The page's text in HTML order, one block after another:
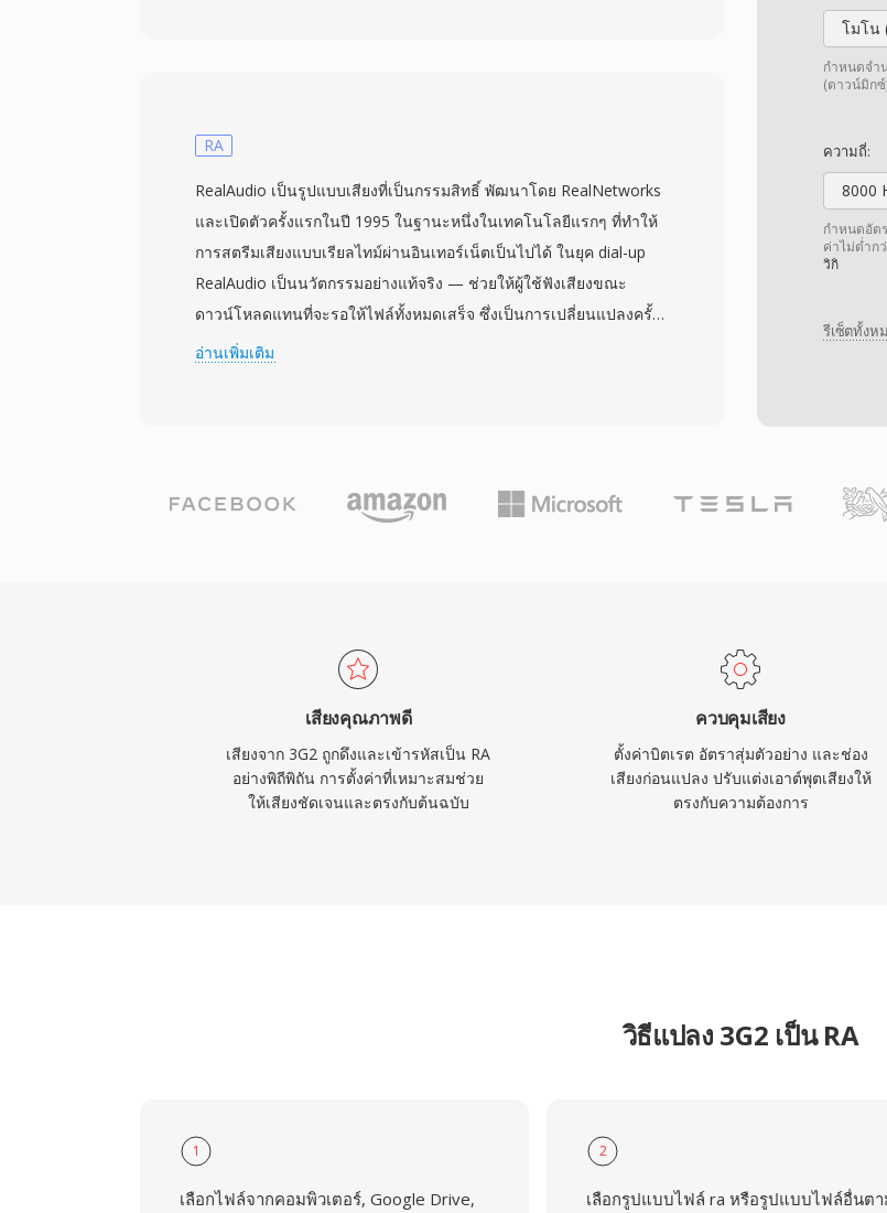
โมโน
กำหนดจำ
(ดาวน์มิก
ความถี่:
8000
กำหนดอัต
ค่าไม่ต่ำก
วิกิ
รีเซ็ตทั้งห
ข้อความแบบกำหนดเวลาสำหรับคำบรรยาย และข้อมูลเมตาดาต้าแบบ
ในยุคกลางปี 2000 ทำให้สามารถเล่นได้อย่างน่าเชื่อถือบนอุปกรณ์มือถือ
หลากหลายรุ่น แม้ว่ารูปแบบใหม่อย่าง MP4 จะมาแทนที่ 3G2 ในการใช้
งานส่วนใหญ่แล้ว แต่ยังคงมีประโยชน์สำหรับการทำงานกับเนื้อหามือถือ
รุ่นเก่าและในสถานการณ์ที่ต้องการขนาดไฟล์ที่เล็กที่สุดเป็นหลัก
RA
RealAudio เป็นรูปแบบเสียงที่เป็นกรรมสิทธิ์ พัฒนาโดย RealNetworks
และเปิดตัวครั้งแรกในปี 1995 ในฐานะหนึ่งในเทคโนโลยีแรกๆ ที่ทำให้
การสตรีมเสียงแบบเรียลไทม์ผ่านอินเทอร์เน็ตเป็นไปได้ ในยุค dial-up
RealAudio เป็นนวัตกรรมอย่างแท้จริง — ช่วยให้ผู้ใช้ฟังเสียงขณะ
ดาวน์โหลดแทนที่จะรอให้ไฟล์ทั้งหมดเสร็จ ซึ่งเป็นการเปลี่ยนแปลงครั้ง
ใหญ่ในยุคที่เพลงสามนาทีอาจใช้เวลาโหลดถึง 30 นาที รูปแบบนี้พัฒนา
มาเพื่อลดการหยุดชะงักของการเล่นบนการเชื่อมต่อที่ไม่เสถียร ในช่วง
พีค RealPlayer ถูกติดตั้งบน PC หลายร้อยล้านเครื่อง และสถานีวิทยุ
คลังเนื้อหา RA จำนวนมากจากยุคเริ่มต้นของวิทยุเว็บยังคงมีอยู่และ
ต้องการการแปลงเพื่อเล่นบนอุปกรณ์ปัจจุบัน
อ่านเพิ่มเติม
เสียงคุณภาพดี
เสียงจาก 3G2 ถูกดึงและเข้ารหัสเป็น RA
อย่างพิถีพิถัน การตั้งค่าที่เหมาะสมช่วย
ให้เสียงชัดเจนและตรงกับต้นฉบับ
ควบคุมเสียง
ตั้งค่าบิตเรต อัตราสุ่มตัวอย่าง และช่อง
เสียงก่อนแปลง ปรับแต่งเอาต์พุตเสียงให้
ตรงกับความต้องการ
วิธีแปลง 3G2 เป็น RA
1
เลือกไฟล์จากคอมพิวเตอร์, Google Drive,
2
เลือกรูปแบบไฟล์ ra หรือรูปแบบไฟล์อื่นต